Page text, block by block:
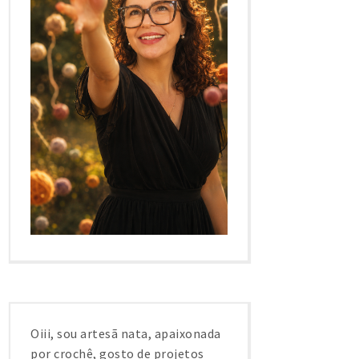
Oiii, sou artesã nata, apaixonada
por crochê, gosto de projetos